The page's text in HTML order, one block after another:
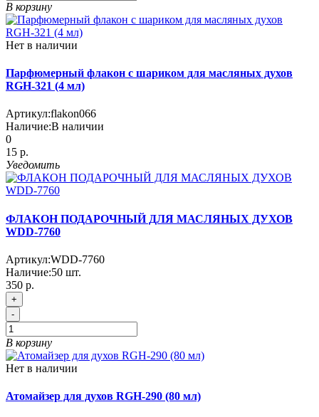
В корзину
Нет в наличии
Парфюмерный флакон с шариком для масляных духов
RGH-321 (4 мл)
Артикул:flakon066
Наличие:В наличии
0
15 р.
Уведомить
ФЛАКОН ПОДАРОЧНЫЙ ДЛЯ МАСЛЯНЫХ ДУХОВ
WDD-7760
Артикул:WDD-7760
Наличие:50 шт.
350 р.
+
-
В корзину
Нет в наличии
Атомайзер для духов RGH-290 (80 мл)